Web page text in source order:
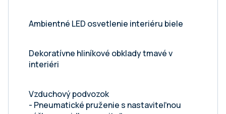
Ambientné LED osvetlenie interiéru biele
Dekoratívne hliníkové obklady tmavé v
interiéri
Vzduchový podvozok
- Pneumatické pruženie s nastaviteľnou